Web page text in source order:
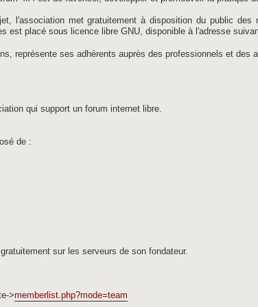
l'association met gratuitement à disposition du public
est placé sous licence libre GNU, disponible à l'adresse
représente ses adhérents auprès des professionnels et des
qui support un forum internet libre.
de :
sur les serveurs de son fondateur.
>memberlist.php?mode=team